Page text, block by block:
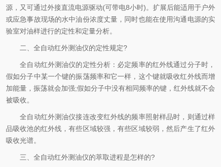
源，又可通过外接直流电源驱动(可带电8小时)。扩展后能适用于户外
或应急事故现场的水中油份浓度丈量，同时也能在使用沟通电源的实
验室对油样进行的定性和定量分析。
二、全自动红外测油仪的定性规定?
全自动红外测油仪的定性分析：必定频率的红外线通过分子时，
假如分子中某一个键的振荡频率和它一样，这个键就吸收红外线而增
加能量，振荡就会加强;假如分子中没有相同频率的键，红外线就不会
被吸收。
全自动红外测油仪接连改变红外线的频率照射样品时，则通过样
品吸收池的红外线，有些区域较强，有些区域较弱，然后产生了红外
吸收光谱。
三、全自动红外测油仪的萃取进程是怎样的?